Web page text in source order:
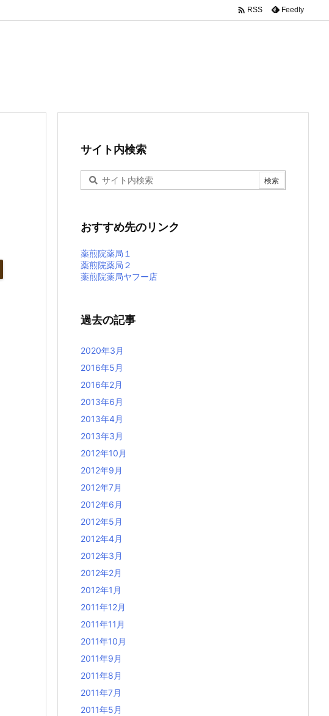
 RSS Feedly
サイト内検索
おすすめ先のリンク
薬煎院薬局１
薬煎院薬局２
薬煎院薬局ヤフー店
過去の記事
2020年3月
2016年5月
2016年2月
2013年6月
2013年4月
2013年3月
2012年10月
2012年9月
2012年7月
2012年6月
2012年5月
2012年4月
2012年3月
2012年2月
2012年1月
2011年12月
2011年11月
2011年10月
2011年9月
2011年8月
2011年7月
2011年5月